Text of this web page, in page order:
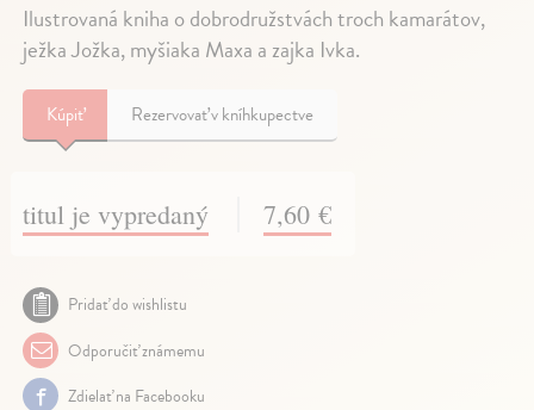
Ilustrovaná kniha o dobrodružstvách troch kamarátov,
ježka Jožka, myšiaka Maxa a zajka Ivka.
Kúpiť Rezervovať v kníhkupectve
titul je vypredaný 7,60 €
Pridať do wishlistu
Odporučiť známemu
Zdielať na Facebooku